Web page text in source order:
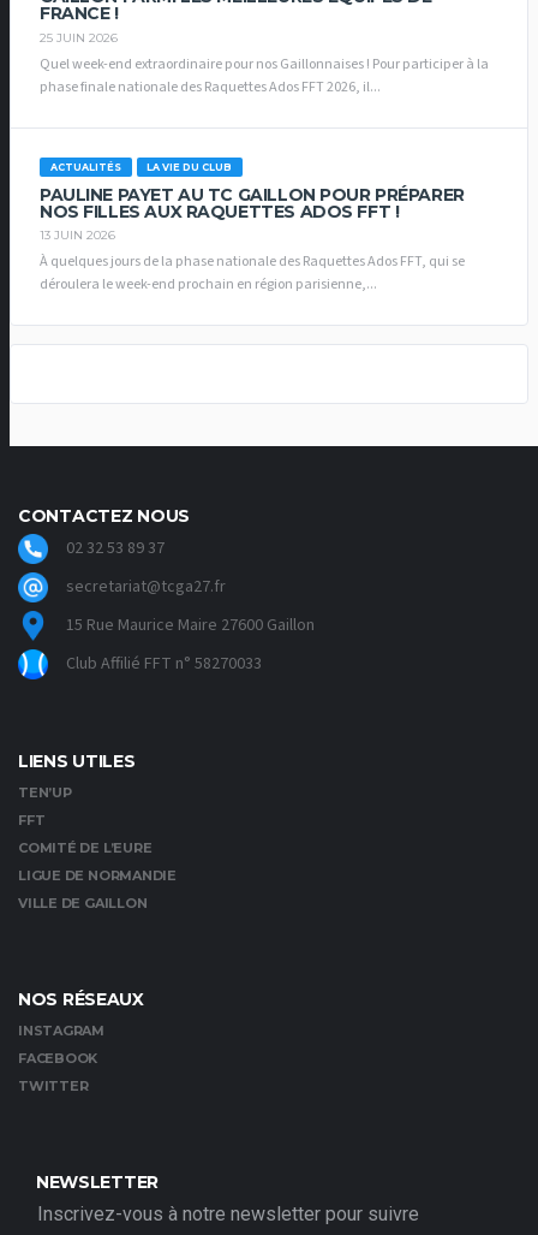
FRANCE !
25 JUIN 2026
Quel week-end extraordinaire pour nos Gaillonnaises ! Pour participer à la
phase finale nationale des Raquettes Ados FFT 2026, il...
ACTUALITÉS LA VIE DU CLUB
PAULINE PAYET AU TC GAILLON POUR PRÉPARER
NOS FILLES AUX RAQUETTES ADOS FFT !
13 JUIN 2026
À quelques jours de la phase nationale des Raquettes Ados FFT, qui se
déroulera le week-end prochain en région parisienne,...
CONTACTEZ NOUS
02 32 53 89 37
secretariat@tcga27.fr
15 Rue Maurice Maire 27600 Gaillon
Club Affilié FFT n° 58270033
LIENS UTILES
TEN’UP
FFT
COMITÉ DE L’EURE
LIGUE DE NORMANDIE
VILLE DE GAILLON
NOS RÉSEAUX
INSTAGRAM
FACEBOOK
TWITTER
NEWSLETTER
Inscrivez-vous à notre newsletter pour suivre